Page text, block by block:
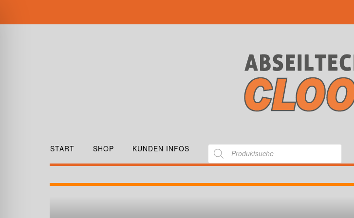
START SHOP KUNDEN INFOS
D024AA00-MAESTRO-S-FOCUS-4_LOWRES